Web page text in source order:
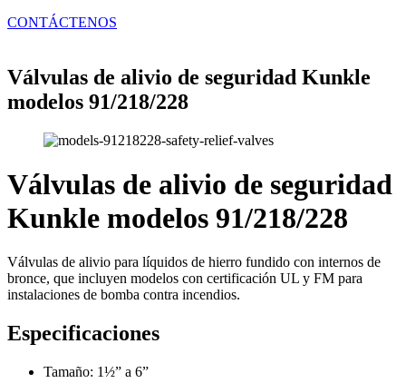
CONTÁCTENOS
Válvulas de alivio de seguridad Kunkle
modelos 91/218/228
Válvulas de alivio de seguridad
Kunkle modelos 91/218/228
Válvulas de alivio para líquidos de hierro fundido con internos de
bronce, que incluyen modelos con certificación UL y FM para
instalaciones de bomba contra incendios.
Especificaciones
Tamaño: 1½” a 6”